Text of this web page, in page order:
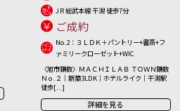
JＲ総武本線 干潟 徒歩7分
ご成約
No.2：３ＬＤＫ＋パントリー+書斎+フ
ァミリークローゼット+WIC
〈旭市鎌数〉ＭＡＣＨＩＬＡＢ ＴＯＷＮ鎌数
Ｎｏ.２｜新築3LDK｜ホテルライク｜干潟駅
徒歩[...]
詳細を見る